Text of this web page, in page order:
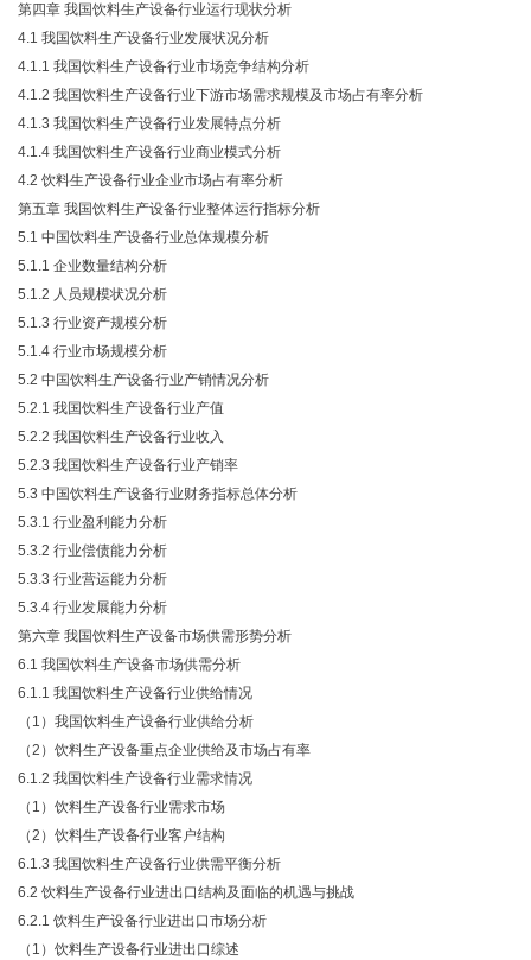
第四章 我国饮料生产设备行业运行现状分析
4.1 我国饮料生产设备行业发展状况分析
4.1.1 我国饮料生产设备行业市场竞争结构分析
4.1.2 我国饮料生产设备行业下游市场需求规模及市场占有率分析
4.1.3 我国饮料生产设备行业发展特点分析
4.1.4 我国饮料生产设备行业商业模式分析
4.2 饮料生产设备行业企业市场占有率分析
第五章 我国饮料生产设备行业整体运行指标分析
5.1 中国饮料生产设备行业总体规模分析
5.1.1 企业数量结构分析
5.1.2 人员规模状况分析
5.1.3 行业资产规模分析
5.1.4 行业市场规模分析
5.2 中国饮料生产设备行业产销情况分析
5.2.1 我国饮料生产设备行业产值
5.2.2 我国饮料生产设备行业收入
5.2.3 我国饮料生产设备行业产销率
5.3 中国饮料生产设备行业财务指标总体分析
5.3.1 行业盈利能力分析
5.3.2 行业偿债能力分析
5.3.3 行业营运能力分析
5.3.4 行业发展能力分析
第六章 我国饮料生产设备市场供需形势分析
6.1 我国饮料生产设备市场供需分析
6.1.1 我国饮料生产设备行业供给情况
（1）我国饮料生产设备行业供给分析
（2）饮料生产设备重点企业供给及市场占有率
6.1.2 我国饮料生产设备行业需求情况
（1）饮料生产设备行业需求市场
（2）饮料生产设备行业客户结构
6.1.3 我国饮料生产设备行业供需平衡分析
6.2 饮料生产设备行业进出口结构及面临的机遇与挑战
6.2.1 饮料生产设备行业进出口市场分析
（1）饮料生产设备行业进出口综述